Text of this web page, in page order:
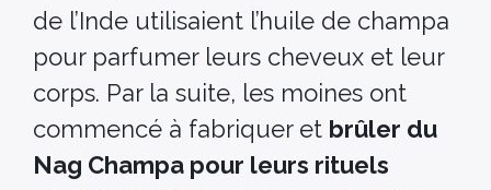
de l’Inde utilisaient l’huile de champa
pour parfumer leurs cheveux et leur
corps. Par la suite, les moines ont
commencé à fabriquer et brûler du
Nag Champa pour leurs rituels